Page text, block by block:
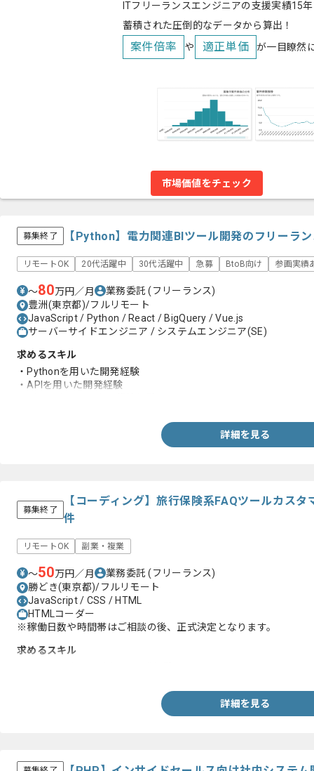
ITフリーランスエンジニアの支援実績15
蓄積された圧倒的なデータから算出！
案件倍率 や 適正単価 が一目瞭然
市場価値をチェック
募集終了 【Python】電力関連BIツール開発のフリーラ
リモートOK 20代活躍中 30代活躍中 急募 BtoB向け 参画実績
〜80万円／月 業務委託(フリーランス)
豊洲(東京都)/フルリモート
JavaScript / Python / React / BigQuery / Vue.js
サーバーサイドエンジニア / システムエンジニア(SE)
求めるスキル
・Pythonを用いた開発経験
・APIを用いた開発経験
詳細を見る
募集終了
【コーディング】旅行保険系FAQツールカス
件
リモートOK 副業・複業
〜50万円／月 業務委託(フリーランス)
勝どき(東京都)/フルリモート
JavaScript / CSS / HTML
HTMLコーダー
※稼働日数や時間帯はご相談の後、正式決定となります。
求めるスキル
詳細を見る